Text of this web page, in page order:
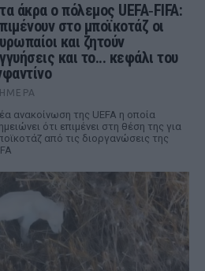
άκρα ο πόλεμος UEFA‑FIFA:
στο μποϊκοτάζ οι
και ζητούν
και το... κεφάλι του
ανακοίνωση της UEFA η οποία
ότι επιμένει στη θέση της για
από τις διοργανώσεις της